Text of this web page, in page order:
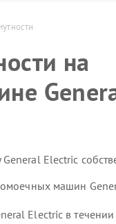
на
Electric
машин
Electric в течении